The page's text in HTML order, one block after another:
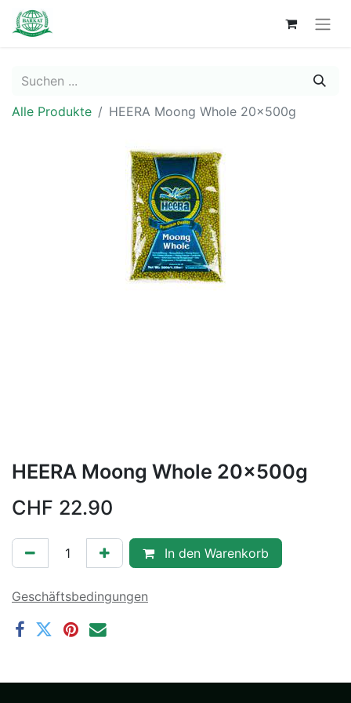
Alle Produkte HEERA Moong Whole 20x500g
HEERA Moong Whole 20x500g
CHF 22.90
In den Warenkorb
Geschäftsbedingungen